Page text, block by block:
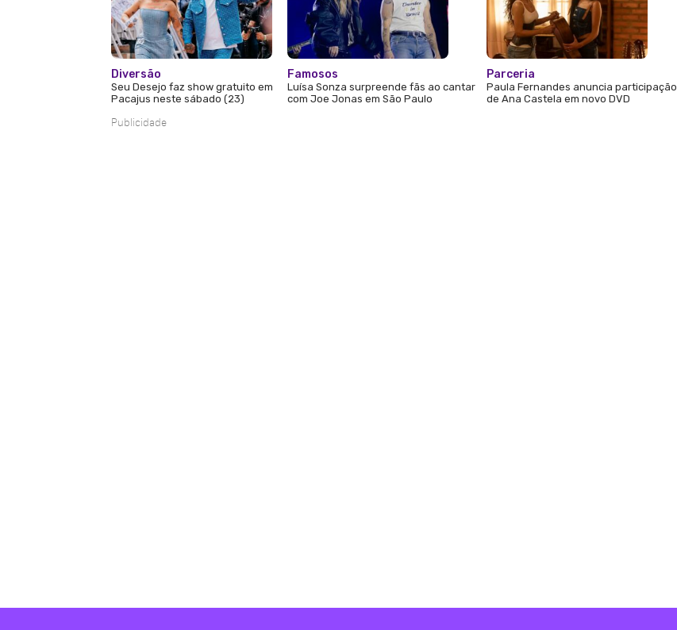
Diversão
Seu Desejo faz show gratuito em
Pacajus neste sábado (23)
Famosos
Luísa Sonza surpreende fãs ao cantar
com Joe Jonas em São Paulo
Parceria
Paula Fernandes anuncia participação
de Ana Castela em novo DVD
Publicidade